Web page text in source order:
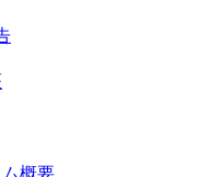
概要